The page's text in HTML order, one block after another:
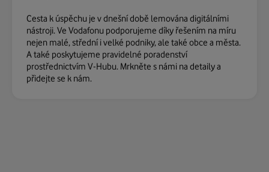
Cesta k úspěchu je v dnešní době lemována digitálními
nástroji. Ve Vodafonu podporujeme díky řešením na míru
nejen malé, střední i velké podniky, ale také obce a města.
A také poskytujeme pravidelné poradenství
prostřednictvím V-Hubu. Mrkněte s námi na detaily a
přidejte se k nám.